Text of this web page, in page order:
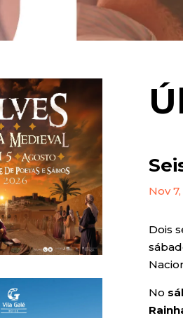
Nov
Dois
No